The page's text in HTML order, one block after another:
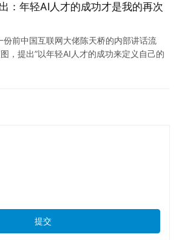
：年轻AI人才的成功才是我的再次
份前中国互联网大佬陈天桥的内部讲话流
，提出”以年轻AI人才的成功来定义自己的
提交